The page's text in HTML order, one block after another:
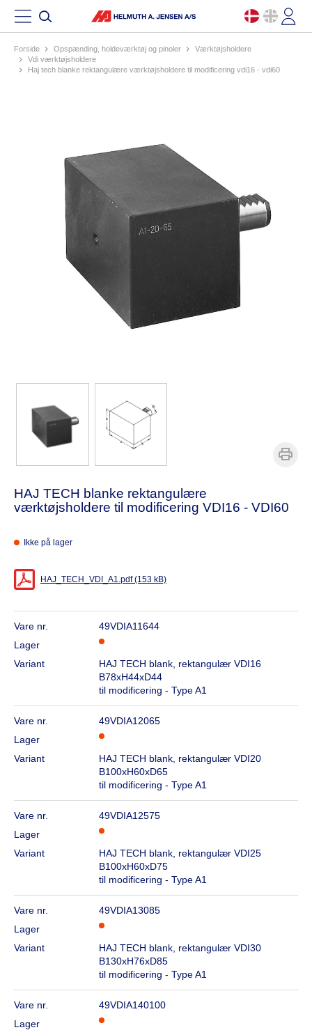
Forside opspænding, holdeværktøj og pinoler
værktøjsholdere
vdi værktøjsholdere
haj tech blanke rektangulære værktøjsholdere til modificering vdi16 - vdi60
HAJ TECH blanke rektangulære
værktøjsholdere til modificering VDI16 - VDI60
Ikke på lager
HAJ_TECH_VDI_A1.pdf (153 kB)
Vare nr.
49VDIA11644
Lager
Variant
HAJ TECH blank, rektangulær VDI16
B78xH44xD44
til modificering - Type A1
Vare nr.
49VDIA12065
Lager
Variant
HAJ TECH blank, rektangulær VDI20
B100xH60xD65
til modificering - Type A1
Vare nr.
49VDIA12575
Lager
Variant
HAJ TECH blank, rektangulær VDI25
B100xH60xD75
til modificering - Type A1
Vare nr.
49VDIA13085
Lager
Variant
HAJ TECH blank, rektangulær VDI30
B130xH76xD85
til modificering - Type A1
Vare nr.
49VDIA140100
Lager